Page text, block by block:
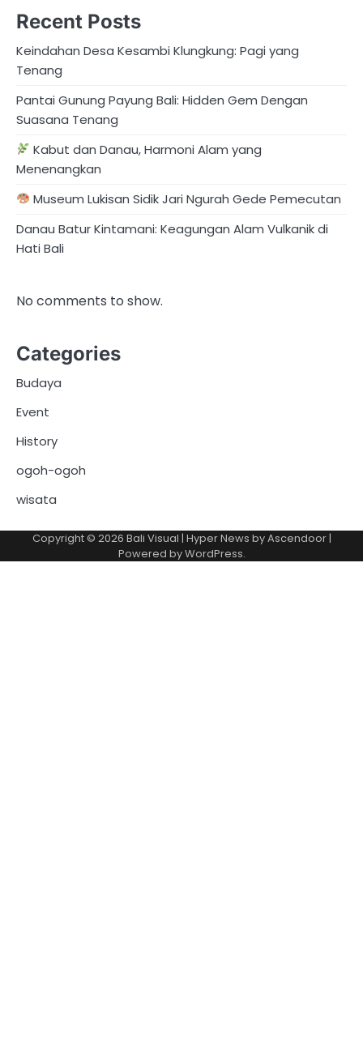
Recent Posts
Keindahan Desa Kesambi Klungkung: Pagi yang
Tenang
Pantai Gunung Payung Bali: Hidden Gem Dengan
Suasana Tenang
Kabut dan Danau, Harmoni Alam yang
Menenangkan
Museum Lukisan Sidik Jari Ngurah Gede Pemecutan
Danau Batur Kintamani: Keagungan Alam Vulkanik di
Hati Bali
No comments to show.
Categories
Budaya
Event
History
ogoh-ogoh
wisata
Copyright © 2026 Bali Visual | Hyper News byAscendoor|
Powered byWordPress.